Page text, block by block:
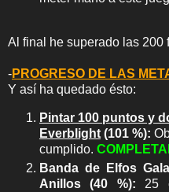
Al final he superado las 200
-PROGRESO DE LAS
Y así ha quedado ésto:
Pintar 100 puntos y
Everblight (101 %):
cumplido.
Banda de Elfos
Anillos (40 %): 25